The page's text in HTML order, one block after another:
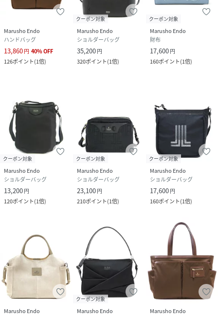
Marusho Endo
ハンドバッグ
13,860円 40%OFF
126ポイント(1倍)
クーポン対象
Marusho Endo
ショルダーバッグ
35,200円
320ポイント(1倍)
クーポン対象
Marusho Endo
財布
17,600円
160ポイント(1倍)
クーポン対象
Marusho Endo
ショルダーバッグ
13,200円
120ポイント(1倍)
クーポン対象
Marusho Endo
ショルダーバッグ
23,100円
210ポイント(1倍)
クーポン対象
Marusho Endo
ショルダーバッグ
17,600円
160ポイント(1倍)
Marusho Endo
クーポン対象
Marusho Endo
Marusho Endo